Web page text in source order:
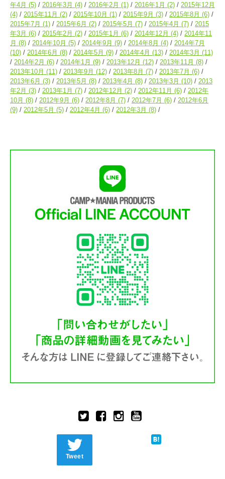
年4月 (5) 2016年3月 (4) 2016年2月 (1) 2016年1月 (2)
2015年12月
(4)
2015年11月 (2) 2015年10月 (1) 2015年9月 (3) 2015年8月 (6)
2015年7月 (1) 2015年6月 (2) 2015年5月 (7) 2015年4月 (7)
2015
年3月 (6) 2015年2月 (2) 2015年1月 (6) 2014年12月 (4)
2014年11
月 (8) 2014年10月 (5) 2014年9月 (9) 2014年8月 (4)
2014年7月
(10)
2014年6月 (8) 2014年5月 (9) 2014年4月 (13) 2014年3月 (11)
2014年2月 (6) 2014年1月 (9) 2013年12月 (12) 2013年11月 (8)
2013年10月 (11) 2013年9月 (12) 2013年8月 (7) 2013年7月 (6)
2013年6月 (3) 2013年5月 (8) 2013年4月 (8) 2013年3月 (10)
2013
年2月 (3) 2013年1月 (7) 2012年12月 (2) 2012年11月 (6)
2012年
10月 (8) 2012年9月 (6) 2012年8月 (7) 2012年7月 (6)
2012年6月
(9)
2012年5月 (5) 2012年4月 (6) 2012年3月 (8)
Tweet